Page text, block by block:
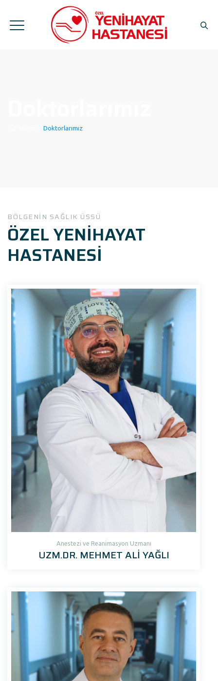
Doktorlarımız
BÖLGENİN SAĞLIK ÜSSÜ
ÖZEL YENİHAYAT
HASTANESİ
Anestezi ve Reanimasyon Uzmanı
UZM.DR. MEHMET ALİ YAĞLI